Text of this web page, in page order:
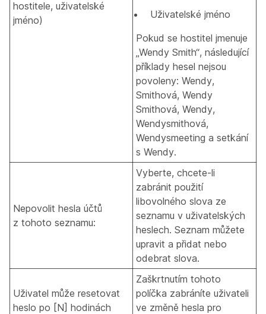
hostitele, uživatelské
jméno)
Uživatelské jméno
Pokud se hostitel jmenuje
„Wendy Smith“, následující
příklady hesel nejsou
povoleny: Wendy,
Smithová, Wendy
Smithová, Wendy,
Wendysmithová,
Wendysmeeting a setkání
s Wendy.
Nepovolit hesla účtů
z tohoto seznamu:
Vyberte, chcete-li
zabránit použití
libovolného slova ze
seznamu v uživatelských
heslech. Seznam můžete
upravit a přidat nebo
odebrat slova.
Uživatel může resetovat
heslo po [N] hodinách
Zaškrtnutím tohoto
políčka zabráníte uživateli
ve změně hesla pro